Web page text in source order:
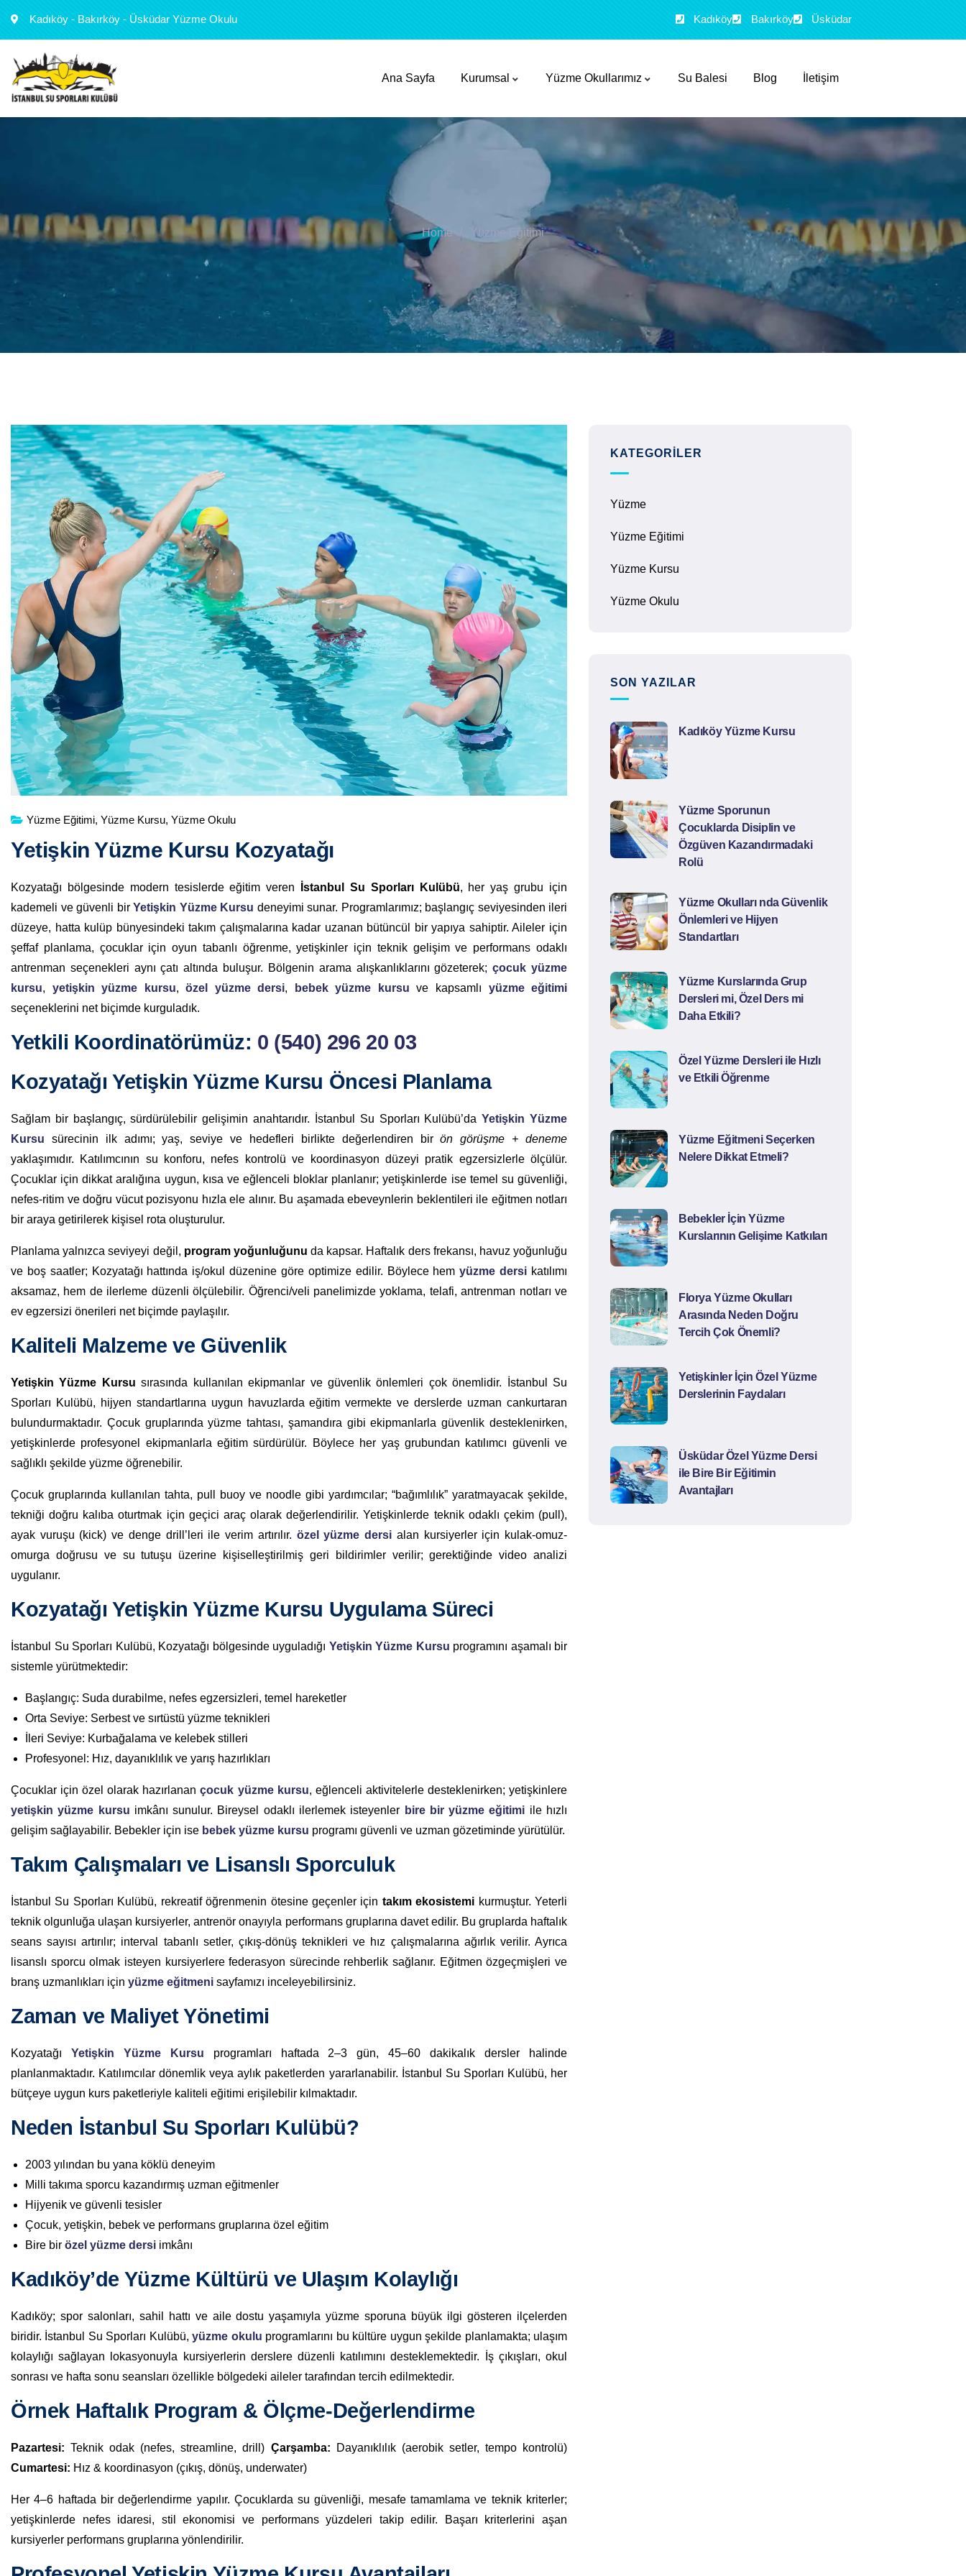
Kadıköy - Bakırköy - Üsküdar Yüzme Okulu Kadıköy Bakırköy Üsküdar
Ana Sayfa Kurumsal Yüzme Okullarımız Su Balesi Blog İletişim
Home Yüzme Eğitimi
Yüzme Eğitimi, Yüzme Kursu, Yüzme Okulu
Yetişkin Yüzme Kursu Kozyatağı
Kozyatağı bölgesinde modern tesislerde eğitim veren İstanbul Su Sporları Kulübü, her yaş grubu için
kademeli ve güvenli bir Yetişkin Yüzme Kursu deneyimi sunar. Programlarımız; başlangıç seviyesinden ileri
düzeye, hatta kulüp bünyesindeki takım çalışmalarına kadar uzanan bütüncül bir yapıya sahiptir. Aileler için
şeffaf planlama, çocuklar için oyun tabanlı öğrenme, yetişkinler için teknik gelişim ve performans odaklı
antrenman seçenekleri aynı çatı altında buluşur. Bölgenin arama alışkanlıklarını gözeterek;çocuk yüzme
kursu, yetişkin yüzme kursu,özel yüzme dersi, bebek yüzme kursu ve kapsamlı yüzme eğitimi
seçeneklerini net biçimde kurguladık.
Yetkili Koordinatörümüz: 0 (540) 296 20 03
Kozyatağı Yetişkin Yüzme Kursu Öncesi Planlama
Sağlam bir başlangıç, sürdürülebilir gelişimin anahtarıdır. İstanbul Su Sporları Kulübü’daYetişkin Yüzme
Kursu sürecinin ilk adımı; yaş, seviye ve hedefleri birlikte değerlendiren birön görüşme + deneme
yaklaşımıdır. Katılımcının su konforu, nefes kontrolü ve koordinasyon düzeyi pratik egzersizlerle ölçülür.
Çocuklar için dikkat aralığına uygun, kısa ve eğlenceli bloklar planlanır; yetişkinlerde ise temel su güvenliği,
nefes-ritim ve doğru vücut pozisyonu hızla ele alınır. Bu aşamada ebeveynlerin beklentileri ile eğitmen notları
bir araya getirilerek kişisel rota oluşturulur.
Planlama yalnızca seviyeyi değil, program yoğunluğunu da kapsar. Haftalık ders frekansı, havuz yoğunluğu
ve boş saatler; Kozyatağı hattında iş/okul düzenine göre optimize edilir. Böylece hemyüzme dersi katılımı
aksamaz, hem de ilerleme düzenli ölçülebilir. Öğrenci/veli panelimizde yoklama, telafi, antrenman notları ve
ev egzersizi önerileri net biçimde paylaşılır.
Kaliteli Malzeme ve Güvenlik
Yetişkin Yüzme Kursu sırasında kullanılan ekipmanlar ve güvenlik önlemleri çok önemlidir. İstanbul Su
Sporları Kulübü, hijyen standartlarına uygun havuzlarda eğitim vermekte ve derslerde uzman cankurtaran
bulundurmaktadır. Çocuk gruplarında yüzme tahtası, şamandıra gibi ekipmanlarla güvenlik desteklenirken,
yetişkinlerde profesyonel ekipmanlarla eğitim sürdürülür. Böylece her yaş grubundan katılımcı güvenli ve
sağlıklı şekilde yüzme öğrenebilir.
Çocuk gruplarında kullanılan tahta, pull buoy ve noodle gibi yardımcılar; “bağımlılık” yaratmayacak şekilde,
tekniği doğru kalıba oturtmak için geçici araç olarak değerlendirilir. Yetişkinlerde teknik odaklı çekim (pull),
ayak vuruşu (kick) ve denge drill’leri ile verim artırılır. özel yüzme dersi alan kursiyerler için kulak-omuz-
omurga doğrusu ve su tutuşu üzerine kişiselleştirilmiş geri bildirimler verilir; gerektiğinde video analizi
uygulanır.
Kozyatağı Yetişkin Yüzme Kursu Uygulama Süreci
İstanbul Su Sporları Kulübü, Kozyatağı bölgesinde uyguladığı Yetişkin Yüzme Kursu programını aşamalı bir
sistemle yürütmektedir:
Başlangıç: Suda durabilme, nefes egzersizleri, temel hareketler
Orta Seviye: Serbest ve sırtüstü yüzme teknikleri
İleri Seviye: Kurbağalama ve kelebek stilleri
Profesyonel: Hız, dayanıklılık ve yarış hazırlıkları
Çocuklar için özel olarak hazırlanançocuk yüzme kursu, eğlenceli aktivitelerle desteklenirken; yetişkinlere
yetişkin yüzme kursu imkânı sunulur. Bireysel odaklı ilerlemek isteyenler bire bir yüzme eğitimi ile hızlı
gelişim sağlayabilir. Bebekler için ise bebek yüzme kursu programı güvenli ve uzman gözetiminde yürütülür.
Takım Çalışmaları ve Lisanslı Sporculuk
İstanbul Su Sporları Kulübü, rekreatif öğrenmenin ötesine geçenler için takım ekosistemi kurmuştur. Yeterli
teknik olgunluğa ulaşan kursiyerler, antrenör onayıyla performans gruplarına davet edilir. Bu gruplarda haftalık
seans sayısı artırılır; interval tabanlı setler, çıkış-dönüş teknikleri ve hız çalışmalarına ağırlık verilir. Ayrıca
lisanslı sporcu olmak isteyen kursiyerlere federasyon sürecinde rehberlik sağlanır. Eğitmen özgeçmişleri ve
branş uzmanlıkları için yüzme eğitmeni sayfamızı inceleyebilirsiniz.
Zaman ve Maliyet Yönetimi
Kozyatağı Yetişkin Yüzme Kursu programları haftada 2–3 gün, 45–60 dakikalık dersler halinde
planlanmaktadır. Katılımcılar dönemlik veya aylık paketlerden yararlanabilir. İstanbul Su Sporları Kulübü, her
bütçeye uygun kurs paketleriyle kaliteli eğitimi erişilebilir kılmaktadır.
Neden İstanbul Su Sporları Kulübü?
2003 yılından bu yana köklü deneyim
Milli takıma sporcu kazandırmış uzman eğitmenler
Hijyenik ve güvenli tesisler
Çocuk, yetişkin, bebek ve performans gruplarına özel eğitim
Bire bir özel yüzme dersi imkânı
Kadıköy’de Yüzme Kültürü ve Ulaşım Kolaylığı
Kadıköy; spor salonları, sahil hattı ve aile dostu yaşamıyla yüzme sporuna büyük ilgi gösteren ilçelerden
biridir. İstanbul Su Sporları Kulübü,yüzme okulu programlarını bu kültüre uygun şekilde planlamakta; ulaşım
kolaylığı sağlayan lokasyonuyla kursiyerlerin derslere düzenli katılımını desteklemektedir. İş çıkışları, okul
sonrası ve hafta sonu seansları özellikle bölgedeki aileler tarafından tercih edilmektedir.
Örnek Haftalık Program & Ölçme-Değerlendirme
Pazartesi: Teknik odak (nefes, streamline, drill) Çarşamba: Dayanıklılık (aerobik setler, tempo kontrolü)
Cumartesi: Hız & koordinasyon (çıkış, dönüş, underwater)
Her 4–6 haftada bir değerlendirme yapılır. Çocuklarda su güvenliği, mesafe tamamlama ve teknik kriterler;
yetişkinlerde nefes idaresi, stil ekonomisi ve performans yüzdeleri takip edilir. Başarı kriterlerini aşan
kursiyerler performans gruplarına yönlendirilir.
KATEGORILER
Yüzme
Yüzme Eğitimi
Yüzme Kursu
Yüzme Okulu
SON YAZILAR
Kadıköy Yüzme Kursu
Yüzme Sporunun
Çocuklarda Disiplin ve
Özgüven Kazandırmadaki
Rolü
Yüzme Okulları nda Güvenlik
Önlemleri ve Hijyen
Standartları
Yüzme Kurslarında Grup
Dersleri mi, Özel Ders mi
Daha Etkili?
Özel Yüzme Dersleri ile Hızlı
ve Etkili Öğrenme
Yüzme Eğitmeni Seçerken
Nelere Dikkat Etmeli?
Bebekler İçin Yüzme
Kurslarının Gelişime Katkıları
Florya Yüzme Okulları
Arasında Neden Doğru
Tercih Çok Önemli?
Yetişkinler İçin Özel Yüzme
Derslerinin Faydaları
Üsküdar Özel Yüzme Dersi
ile Bire Bir Eğitimin
Avantajları